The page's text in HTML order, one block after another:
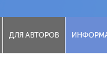
ДЛЯ АВТОРОВ